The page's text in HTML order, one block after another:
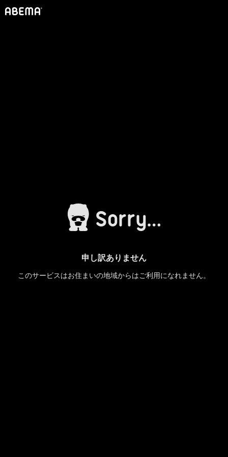
申し訳ありません
このサービスはお住まいの地域からはご利用になれません。